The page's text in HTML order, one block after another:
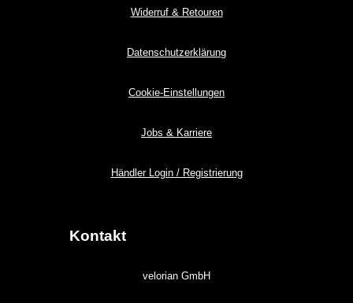
Widerruf & Retouren
Datenschutzerklärung
Cookie-Einstellungen
Jobs & Karriere
Händler Login / Registrierung
Kontakt
velorian GmbH